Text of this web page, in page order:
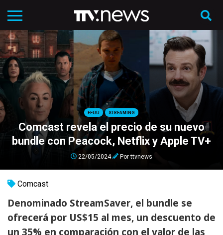
EEUU STREAMING
Comcast revela el precio de su nuevo
bundle con Peacock, Netflix y Apple TV+
22/05/2024 Porttvnews
Comcast
Denominado StreamSaver, el bundle se
ofrecerá por US$15 al mes, un descuento de
un 35% en comparación con el valor de las